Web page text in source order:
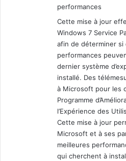
performances
Cette mise à jour
Windows 7 Service
afin de déterminer si
performances
dernier système
installé. Des
à Microsoft pour les
Programme
l’Expérience des
Cette mise à jour
Microsoft et à ses
meilleures
qui cherchent à